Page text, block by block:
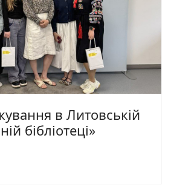
в Литовській
бібліотеці»